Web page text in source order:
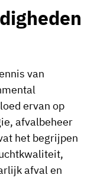
van
ervan op
afvalbeheer
het begrijpen
afval en